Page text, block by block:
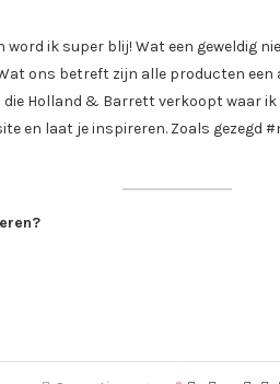
ik super blij! Wat een geweldig
ons betreft zijn alle producten een
Holland & Barrett verkoopt waar
en laat je inspireren. Zoals gezegd